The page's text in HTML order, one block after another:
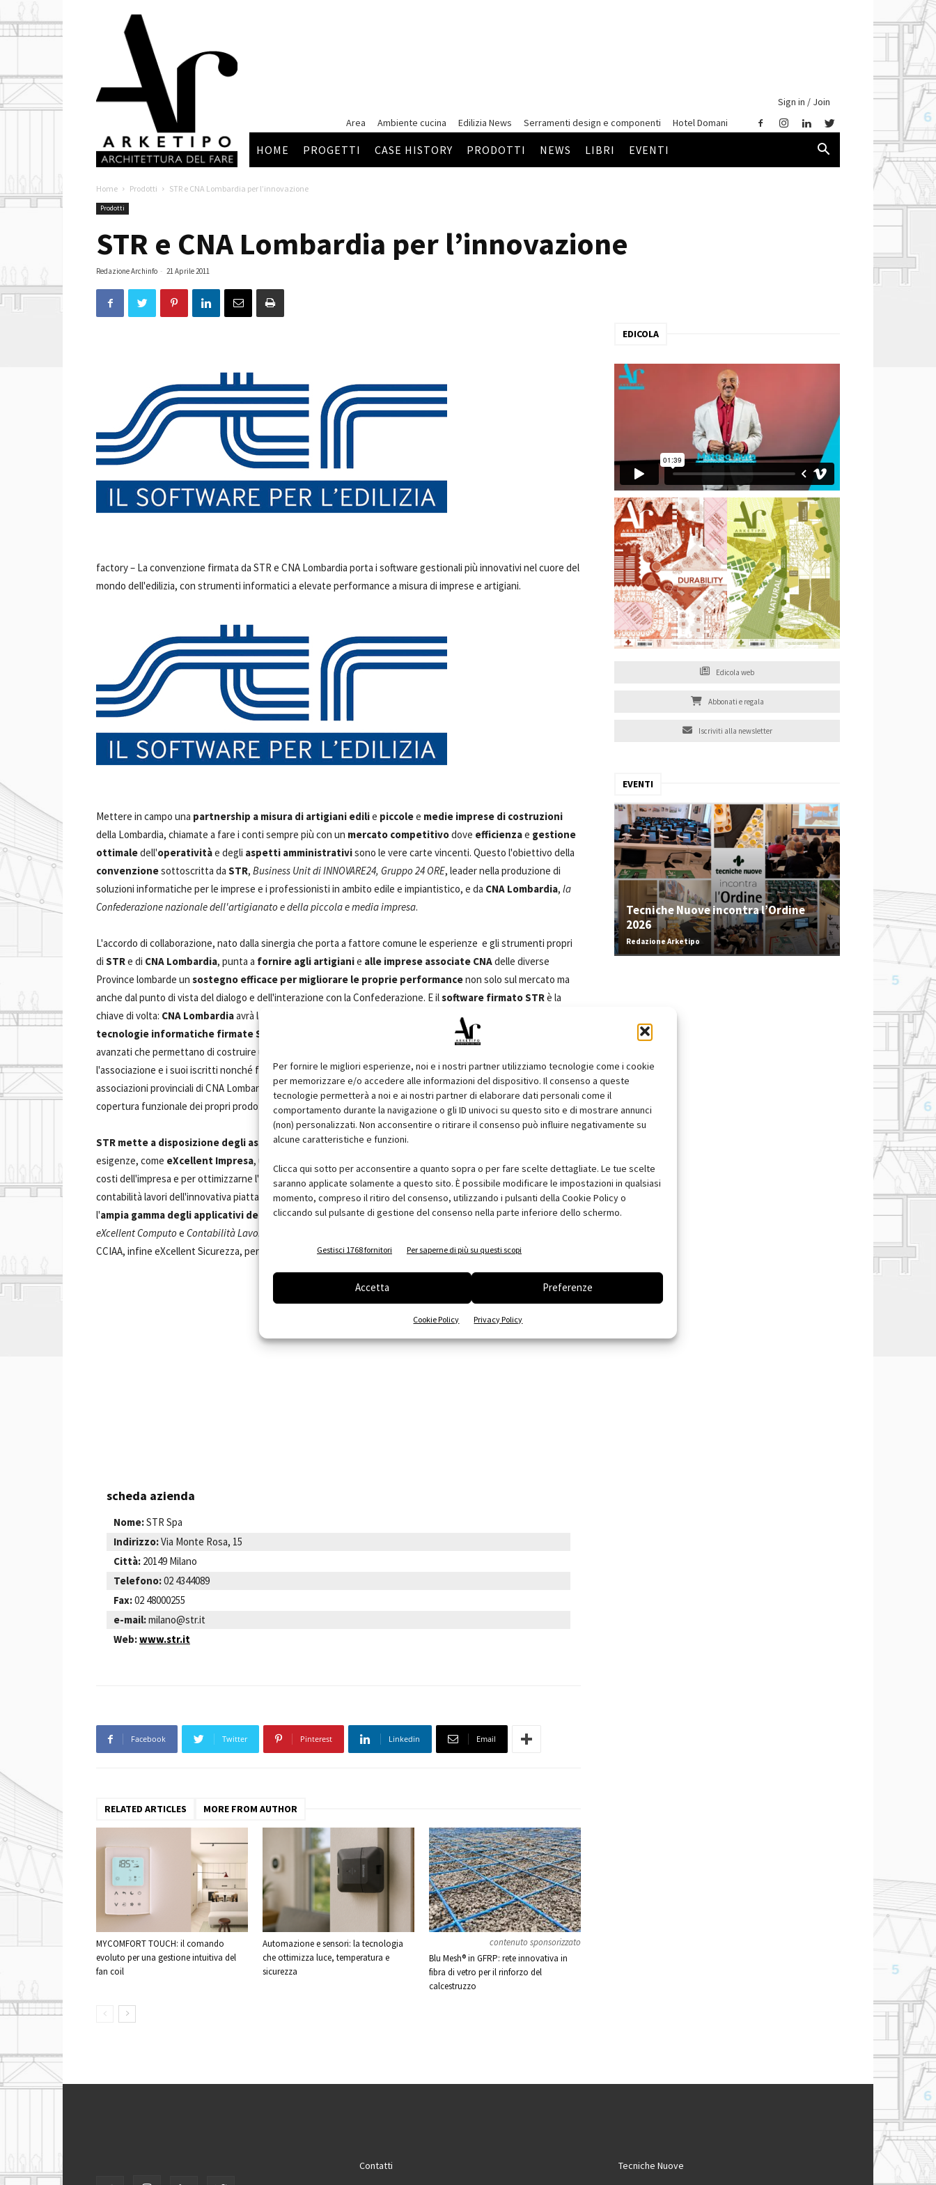
Per fornire le migliori esperienze, noi e i nostri partner utilizziamo tecnologie come i cookie
per memorizzare e/o accedere alle informazioni del dispositivo. Il consenso a queste
tecnologie permetterà a noi e ai nostri partner di elaborare dati personali come il
comportamento durante la navigazione o gli ID univoci su questo sito e di mostrare annunci
(non) personalizzati. Non acconsentire o ritirare il consenso può influire negativamente su
alcune caratteristiche e funzioni.
Clicca qui sotto per acconsentire a quanto sopra o per fare scelte dettagliate. Le tue scelte
saranno applicate solamente a questo sito. È possibile modificare le impostazioni in qualsiasi
momento, compreso il ritiro del consenso, utilizzando i pulsanti della Cookie Policy o
cliccando sul pulsante di gestione del consenso nella parte inferiore dello schermo.
Gestisci 1768 fornitori Per saperne di più su questi scopi
Accetta Preferenze
Cookie Policy Privacy Policy
Arketipo
Sign in / Join
Area
Ambiente cucina Edilizia News Serramenti design e componenti Hotel Domani
HOME PROGETTI CASE HISTORY PRODOTTI NEWS LIBRI EVENTI
Home Prodotti STR e CNA Lombardia per l’innovazione
Prodotti
STR e CNA Lombardia per l’innovazione
Redazione Archinfo - 21 Aprile 2011
factory – La convenzione firmata da STR e CNA Lombardia porta i software gestionali più innovativi nel cuore del
mondo dell'edilizia, con strumenti informatici a elevate performance a misura di imprese e artigiani.
Mettere in campo una partnership a misura di artigiani edilie piccolee medie imprese di costruzioni
della Lombardia, chiamate a fare i conti sempre più con un mercato competitivodove efficienzae gestione
ottimaledell'operativitàe degli aspetti amministrativisono le vere carte vincenti. Questo l'obiettivo della
convenzionesottoscritta da STR, Business Unit di INNOVARE24, Gruppo 24 ORE, leader nella produzione di
soluzioni informatiche per le imprese e i professionisti in ambito edile e impiantistico, e da CNA Lombardia, la
Confederazione nazionale dell'artigianato e della piccola e media impresa.
L'accordo di collaborazione, nato dalla sinergia che porta a fattore comune le esperienze e gli strumenti propri
di STRe di CNA Lombardia, punta a fornire agli artigianie alle imprese associate CNAdelle diverse
Province lombarde un sostegno efficace per migliorare le proprie performancenon solo sul mercato ma
anche dal punto di vista del dialogo e dell'interazione con la Confederazione. E ilsoftware firmato STRè la
chiave di volta: CNA Lombardiaavrà la facoltà di contribuire a
presso i propri associati le nuove
tecnologie informatiche firmate STR
al servizio del settore, e di dare la possibilità di implementare sistemi
avanzati che permettano di costruire una comunicazione continua, sempre più rapida ed economica, fra
l'associazione e i suoi iscritti nonché fra i soci stessi.STRpotràpromuoverein accordo e d'intesa con le
associazioni provinciali di CNA Lombardia,iniziative culturali eseminari formatividedicati ai temi inerenti la
copertura funzionale dei propri prodotti.
STR mette a disposizione degli associati CNAi prodotti della propria gamma più appropriati alle loro
esigenze, come eXcellent Impresa, uno strumento semplice, veloce e intuitivo per tenere sotto controllo i
costi dell'impresa e per ottimizzarne l'organizzazione eSTR VISION CPM, il modulo per la preventivazione e
contabilità lavori dell'innovativa piattaforma gestionale "griffata"STR. A disposizione degli associati anche tutta
l'ampia gamma degli applicativi della linea eXcellent 2010nelle diverse declinazioni e aggiornamenti come
eXcellent Computo e Contabilità Lavori
CCIAA, infine eXcellent Sicurezza, per fare i Piani di Sicurezza in Excel (POS-PSC-PIMUS).
scheda azienda
Nome:STR Spa
Indirizzo:Via Monte Rosa, 15
Città: 20149 Milano
Telefono:02 4344089
Fax:02 48000255
e-mail:milano@str.it
Web:www.str.it
Facebook Twitter Pinterest Linkedin Email
RELATED ARTICLES MORE FROM AUTHOR
MYCOMFORT TOUCH: il comando
evoluto per una gestione intuitiva del
fan coil
Automazione e sensori: la tecnologia
che ottimizza luce, temperatura e
sicurezza
contenuto sponsorizzato
Blu Mesh® in GFRP: rete innovativa in
fibra di vetro per il rinforzo del
calcestruzzo
EDICOLA
Edicola web
Abbonati e regala
Iscriviti alla newsletter
EVENTI
Tecniche Nuove incontra l’Ordine
2026
Redazione Arketipo
Contatti Tecniche Nuove